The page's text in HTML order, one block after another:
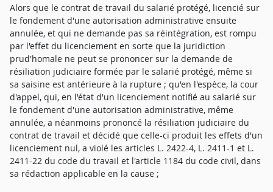
Alors que le contrat de travail du salarié protégé, licencié sur
le fondement d'une autorisation administrative ensuite
annulée, et qui ne demande pas sa réintégration, est rompu
par l'effet du licenciement en sorte que la juridiction
prud'homale ne peut se prononcer sur la demande de
résiliation judiciaire formée par le salarié protégé, même si
sa saisine est antérieure à la rupture ; qu'en l'espèce, la cour
d'appel, qui, en l'état d'un licenciement notifié au salarié sur
le fondement d'une autorisation administrative, même
annulée, a néanmoins prononcé la résiliation judiciaire du
contrat de travail et décidé que celle-ci produit les effets d'un
licenciement nul, a violé les articles L. 2422-4, L. 2411-1 et L.
2411-22 du code du travail et l'article 1184 du code civil, dans
sa rédaction applicable en la cause ;